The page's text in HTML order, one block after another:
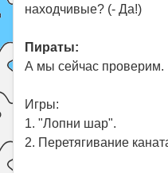
находчивые? (- Да!)
Пираты:
А мы сейчас проверим.
Игры:
1. "Лопни шар".
2. Перетягивание